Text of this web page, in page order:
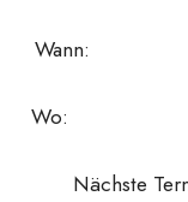
Wann: Jeden
Wo:
Nächste